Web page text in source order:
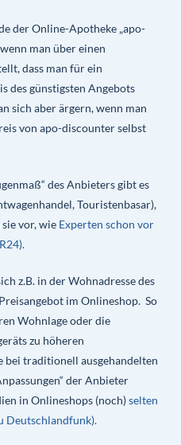
der Online-Apotheke „apo-
man über einen
dass man für ein
des günstigsten Angebots
sich aber ärgern, wenn man
von apo-discounter selbst
des Anbieters gibt es
Touristenbasar),
vor, wie Experten schon vor
z.B. in der Wohnadresse des
im Onlineshop. So
Wohnlage oder die
zu höheren
bei traditionell ausgehandelten
der Anbieter
in Onlineshops (noch)selten
Deutschlandfunk).